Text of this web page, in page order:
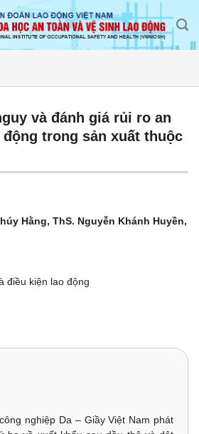
và đánh giá rủi ro an
trong sản xuất thuộc
Hằng, ThS. Nguyễn Khánh Huyền,
điều kiện lao động
nghiệp Da – Giầy Việt Nam phát